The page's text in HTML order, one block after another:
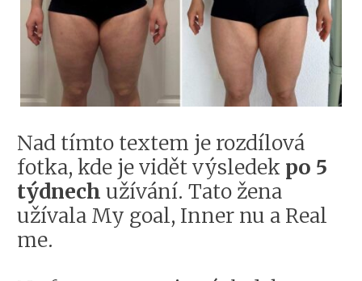
Nad tímto textem je rozdílová
fotka, kde je vidět výsledek po 5
týdnech užívání. Tato žena
užívala My goal, Inner nu a Real
me.